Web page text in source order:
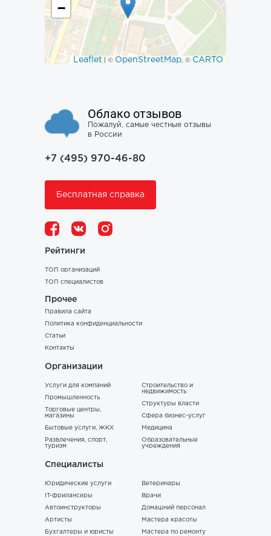
−
Leaflet | © OpenStreetMap, © CARTO
Облако отзывов
Пожалуй, самые честные отзывы
в России
+7 (495) 970-46-80
Бесплатная справка
Рейтинги
ТОП организаций
ТОП специалистов
Прочее
Правила сайта
Политика конфиденциальности
Статьи
Контакты
Организации
Услуги для компаний
Промышленность
Торговые центры,
магазины
Бытовые услуги, ЖКХ
Развлечения, спорт,
туризм
Строительство и
недвижимость
Структуры власти
Сфера бизнес-услуг
Медицина
Образовательные
учреждения
Специалисты
Юридические услуги
IT-фрилансеры
Автоинструкторы
Артисты
Бухгалтеры и юристы
Ветеринары
Врачи
Домашний персонал
Мастера красоты
Мастера по ремонту